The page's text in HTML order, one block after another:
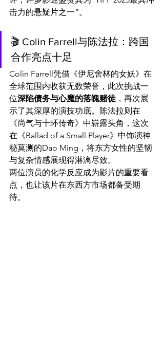
击力的悬疑片之一”。
🎬 Colin Farrell与陈法拉：跨国
合作亮点十足
Colin Farrell凭借《伊尼舍林的女妖》在
全球范围内收获无数荣誉，此次挑战一
位深陷债务与心魔的落魄赌徒 ，再次展
示了其深厚的演技功底。陈法拉则在
《尚气与十环传奇》中崭露头角，这次
在《Ballad of a Small Player》中饰演神
秘莫测的Dao Ming，将东方女性的坚韧
与复杂情感展现得淋漓尽致。
两位演员的化学反应成为影片的重要看
点，也让该片在东西方市场都备受期
待。